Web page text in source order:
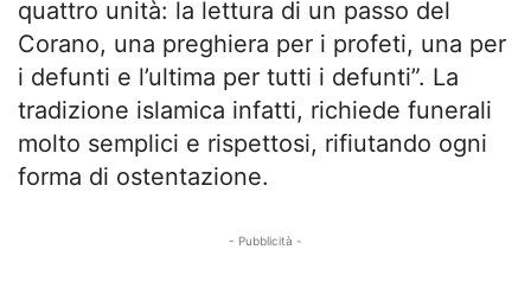
quattro unità: la lettura di un passo del
Corano, una preghiera per i profeti, una per
i defunti e l’ultima per tutti i defunti”. La
tradizione islamica infatti, richiede funerali
molto semplici e rispettosi, rifiutando ogni
forma di ostentazione.
- Pubblicità -